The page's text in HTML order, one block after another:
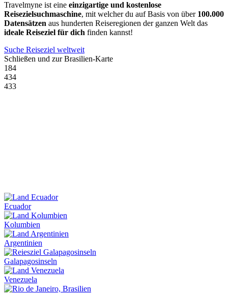
Travelmyne ist eine einzigartige und kostenlose
Reisezielsuchmaschine, mit welcher du auf Basis von über 100.000
Datensätzen aus hunderten Reiseregionen der ganzen Welt das
ideale Reiseziel für dich finden kannst!
Suche Reiseziel weltweit
Schließen und zur Brasilien-Karte
184
434
433
Ecuador
Kolumbien
Argentinien
Galapagosinseln
Venezuela